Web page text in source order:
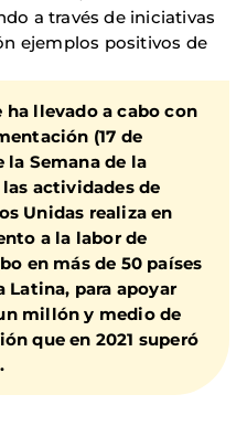
a través de iniciativas
ejemplos positivos de
ha llevado a cabo con
(17 de
la Semana de la
actividades de
Unidas realiza en
a la labor de
en más de 50 países
Latina, para apoyar
millón y medio de
que en 2021 superó